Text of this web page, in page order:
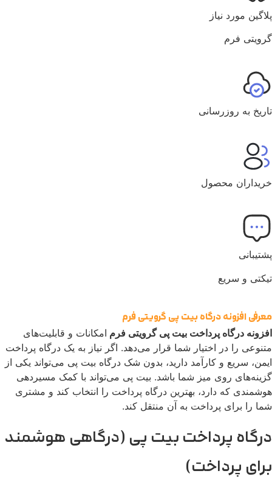
مورد نیاز
فرم
به روزرسانی
محصول
و سریع
افزونه درگاه بیت پی گرویتی فرم
درگاه پرداخت بیت پی گرویتی فرمامکانات و قابلیت‌های
را در اختیار شما قرار می‌دهد. اگر نیاز به یک درگاه پرداخت
سریع و کارآمد دارید، بدون شک درگاه بیت پی می‌تواند یکی از
روی میز شما باشد. بیت پی می‌تواند با کمک مسیردهی
که دارد، بهترین درگاه پرداخت را انتخاب کند و مشتری
را برای پرداخت به آن منتقل کند.
پرداخت بیت پی (درگاهی هوشمند
پرداخت)